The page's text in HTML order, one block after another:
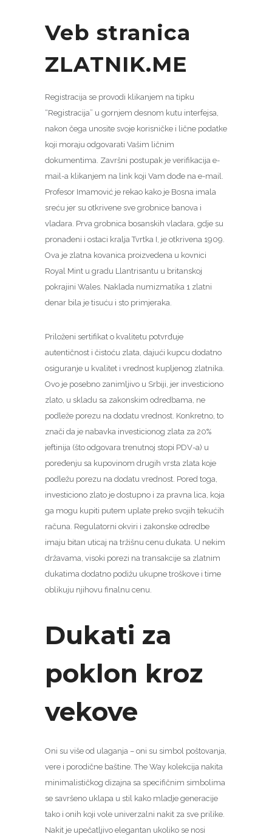
Veb stranica
ZLATNIK.ME
Registracija se provodi klikanjem na tipku
“Registracija” u gornjem desnom kutu interfejsa,
nakon čega unosite svoje korisničke i lične podatke
koji moraju odgovarati Vašim ličnim
dokumentima. Završni postupak je verifikacija e-
mail-a klikanjem na link koji Vam dođe na e-mail.
Profesor Imamović je rekao kako je Bosna imala
sreću jer su otkrivene sve grobnice banova i
vladara. Prva grobnica bosanskih vladara, gdje su
pronađeni i ostaci kralja Tvrtka I, je otkrivena 1909.
Ova je zlatna kovanica proizvedena u kovnici
Royal Mint u gradu Llantrisantu u britanskoj
pokrajini Wales. Naklada numizmatika 1 zlatni
denar bila je tisuću i sto primjeraka.
Priloženi sertifikat o kvalitetu potvrđuje
autentičnost i čistoću zlata, dajući kupcu dodatno
osiguranje u kvalitet i vrednost kupljenog zlatnika.
Ovo je posebno zanimljivo u Srbiji, jer investiciono
zlato, u skladu sa zakonskim odredbama, ne
podleže porezu na dodatu vrednost. Konkretno, to
znači da je nabavka investicionog zlata za 20%
jeftinija (što odgovara trenutnoj stopi PDV-a) u
poređenju sa kupovinom drugih vrsta zlata koje
podležu porezu na dodatu vrednost. Pored toga,
investiciono zlato je dostupno i za pravna lica, koja
ga mogu kupiti putem uplate preko svojih tekućih
računa. Regulatorni okviri i zakonske odredbe
imaju bitan uticaj na tržišnu cenu dukata. U nekim
državama, visoki porezi na transakcije sa zlatnim
dukatima dodatno podižu ukupne troškove i time
oblikuju njihovu finalnu cenu.
Dukati za
poklon kroz
vekove
Oni su više od ulaganja – oni su simbol poštovanja,
vere i porodične baštine. The Way kolekcija nakita
minimalističkog dizajna sa specifičnim simbolima
se savršeno uklapa u stil kako mladje generacije
tako i onih koji vole univerzalni nakit za sve prilike.
Nakit je upečatljivo elegantan ukoliko se nosi